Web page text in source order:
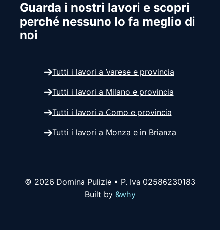
Guarda i nostri lavori e scopri
perché nessuno lo fa meglio di
noi
Tutti i lavori a Varese e provincia
Tutti i lavori a Milano e provincia
Tutti i lavori a Como e provincia
Tutti i lavori a Monza e in Brianza
© 2026 Domina Pulizie • P. Iva 02586230183
Built by &why